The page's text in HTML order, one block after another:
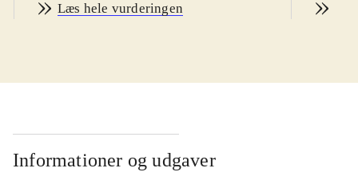
"byg selv" spil som Minecraft, men
resten frigives løbende). Spillet
universet, komplet med den
firkantede grafik og masser af
Læs hele vurderingen
fra en
redde
Informationer og udgaver